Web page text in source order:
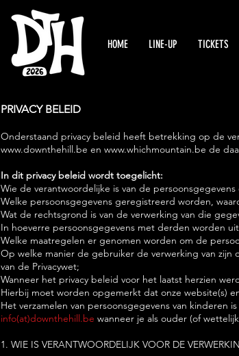
HOME LINE-UP TICKETS
PRIVACY BELEID
Onderstaand privacy beleid heeft betrekking op de
www.downthehill.be en www.whichmountain.be de
In dit privacy beleid wordt toegelicht:
Wie de verantwoordelijke is van de
Welke persoonsgegevens geregistreerd worden,
Wat de rechtsgrond is van de verwerking van die
In hoeverre persoonsgegevens met derden worden
Welke maatregelen er genomen worden om de
Op welke manier de gebruiker de verwerking van zijn
van de Privacywet;
Wanneer het privacy beleid voor het laatst herzien
Hierbij moet worden opgemerkt dat onze website(s)
Het verzamelen van persoonsgegevens van kinderen
info(at)downthehill.be wanneer je als ouder (of
1. WIE IS VERANTWOORDELIJK VOOR DE